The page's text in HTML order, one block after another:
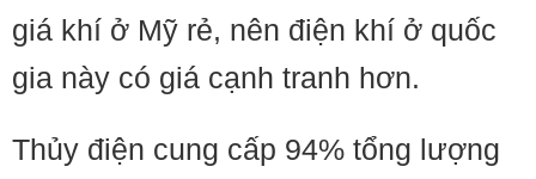
giá khí ở Mỹ rẻ, nên điện khí ở quốc
gia này có giá cạnh tranh hơn.
Thủy điện cung cấp 94% tổng lượng